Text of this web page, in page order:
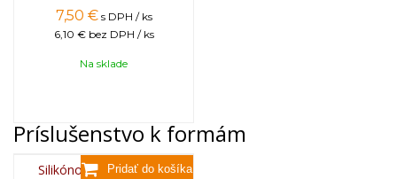
7,50 € s DPH / ks
6,10 € bez DPH / ks
Na sklade
Príslušenstvo k formám
Silikónový sprej 400 ml